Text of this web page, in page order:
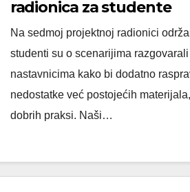
radionica za studente
Na sedmoj projektnoj radionici
studenti su o scenarijima
nastavnicima kako bi dodatno
nedostatke već postojećih
dobrih praksi. Naši…